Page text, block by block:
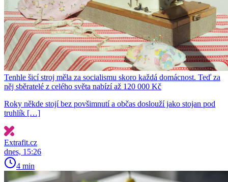
Tenhle šicí stroj měla za socialismu skoro každá domácnost. Teď za
něj sběratelé z celého světa nabízí až 120 000 Kč
Roky někde stojí bez povšimnutí a občas doslouží jako stojan pod
truhlík […]
Extrafit.cz
dnes, 15:26
4 min